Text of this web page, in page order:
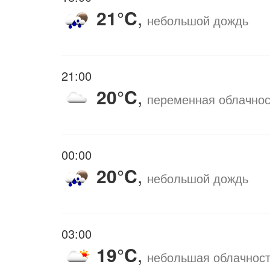
21°C, небольшой дождь
21:00
20°C, переменная
00:00
20°C, небольшой дождь
03:00
19°C, небольшая